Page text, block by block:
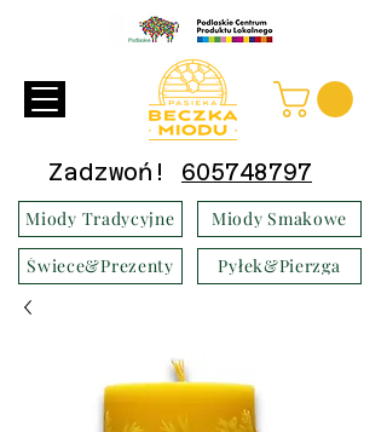
Miody Tradycyjne Miody Smakowe
Świece&Prezenty Pyłek&Pierzga
Zadzwoń! 605748797